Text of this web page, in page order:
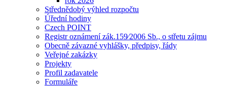
Střednědobý výhled rozpočtu
Úřední hodiny
Czech POINT
Registr oznámení zák.159⁄2006 Sb., o střetu zájmu
Obecně závazné vyhlášky, předpisy, řády
Veřejné zakázky
Projekty
Profil zadavatele
Formuláře